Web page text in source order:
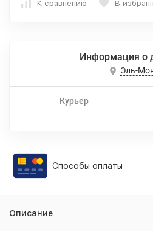
К сравнению В
Информация о
Эль-
Курьер
Способы оплаты
Описание